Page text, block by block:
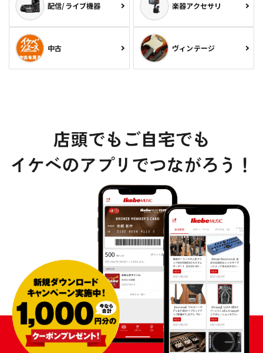
配信/ライブ機器 楽器アクセサリ
中古 ヴィンテージ